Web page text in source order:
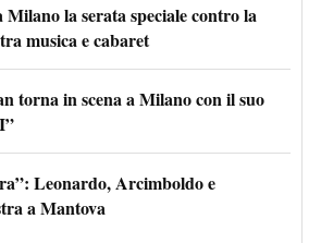
la serata speciale contro la
musica e cabaret
torna in scena a Milano con il suo
Leonardo, Arcimboldo e
a Mantova